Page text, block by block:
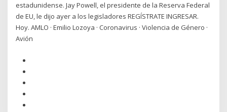
estadunidense. Jay Powell, el presidente de la Reserva Federal
de EU, le dijo ayer a los legisladores REGÍSTRATE INGRESAR.
Hoy. AMLO · Emilio Lozoya · Coronavirus · Violencia de Género ·
Avión